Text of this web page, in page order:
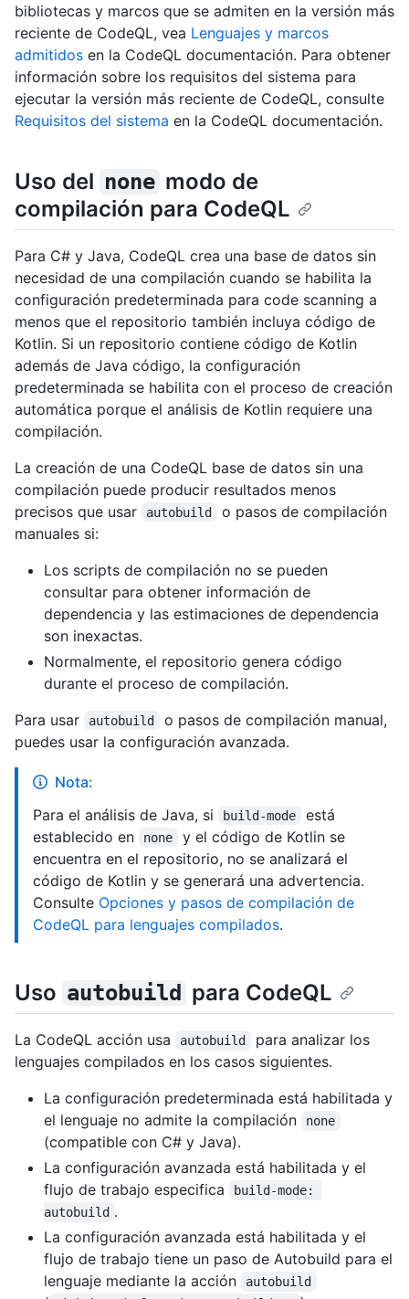
bibliotecas y marcos que se admiten en la versión más
reciente de CodeQL, vea Lenguajes y marcos
admitidos en la CodeQL documentación. Para obtener
información sobre los requisitos del sistema para
ejecutar la versión más reciente de CodeQL, consulte
Requisitos del sistema en la CodeQL documentación.
Uso del none modo de
compilación para CodeQL
Para C# y Java, CodeQL crea una base de datos sin
necesidad de una compilación cuando se habilita la
configuración predeterminada para code scanning a
menos que el repositorio también incluya código de
Kotlin. Si un repositorio contiene código de Kotlin
además de Java código, la configuración
predeterminada se habilita con el proceso de creación
automática porque el análisis de Kotlin requiere una
compilación.
La creación de una CodeQL base de datos sin una
compilación puede producir resultados menos
precisos que usar
autobuild
o pasos de compilación
manuales si:
Los scripts de compilación no se pueden
consultar para obtener información de
dependencia y las estimaciones de dependencia
son inexactas.
Normalmente, el repositorio genera código
durante el proceso de compilación.
Para usar
autobuild
o pasos de compilación manual,
puedes usar la configuración avanzada.
Nota:
Para el análisis de Java, si
build-mode
está
establecido en
none
y el código de Kotlin se
encuentra en el repositorio, no se analizará el
código de Kotlin y se generará una advertencia.
Consulte Opciones y pasos de compilación de
CodeQL para lenguajes compilados.
Uso autobuild para CodeQL
La CodeQL acción usa autobuild
para analizar los
lenguajes compilados en los casos siguientes.
La configuración predeterminada está habilitada y
el lenguaje no admite la compilación
none
(compatible con C# y Java).
La configuración avanzada está habilitada y el
flujo de trabajo especifica
build-mode:
autobuild .
La configuración avanzada está habilitada y el
flujo de trabajo tiene un paso de Autobuild para el
lenguaje mediante la acción
autobuild